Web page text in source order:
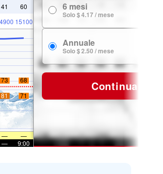
41 60
15100
73
68
81 71
—
—
— 9:00
6 mesi
Solo $ 4.17 / mese
Annuale
Solo $ 2.50 / mese
Continua